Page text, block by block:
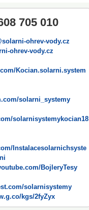
705 010
ohrev-vody.cz
ohrev-vody.cz
Kocian.solarni.system
solarni_systemy
solarnisystemykocian18
Instalacesolarnichsyste
BojleryTesy
solarnisystemy
kgs/2fyZyx